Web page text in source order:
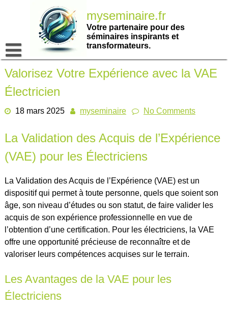
myseminaire.fr
Votre partenaire pour des
séminaires inspirants et
transformateurs.
Valorisez Votre Expérience avec la VAE
Électricien
18 mars 2025 myseminaire No Comments
La Validation des Acquis de l’Expérience
(VAE) pour les Électriciens
La Validation des Acquis de l’Expérience (VAE) est un
dispositif qui permet à toute personne, quels que soient son
âge, son niveau d’études ou son statut, de faire valider les
acquis de son expérience professionnelle en vue de
l’obtention d’une certification. Pour les électriciens, la VAE
offre une opportunité précieuse de reconnaître et de
valoriser leurs compétences acquises sur le terrain.
Les Avantages de la VAE pour les
Électriciens